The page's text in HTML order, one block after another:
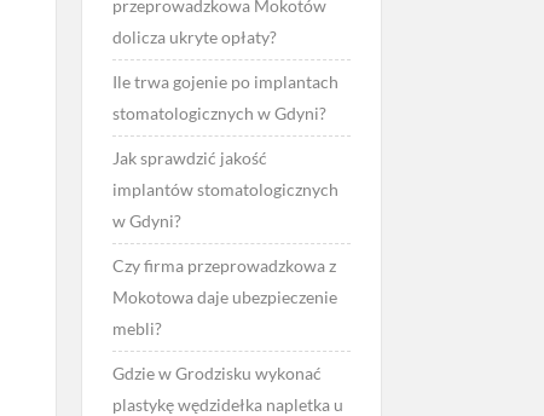
przeprowadzkowa Mokotów
dolicza ukryte opłaty?
Ile trwa gojenie po implantach
stomatologicznych w Gdyni?
Jak sprawdzić jakość
implantów stomatologicznych
w Gdyni?
Czy firma przeprowadzkowa z
Mokotowa daje ubezpieczenie
mebli?
Gdzie w Grodzisku wykonać
plastykę wędzidełka napletka u